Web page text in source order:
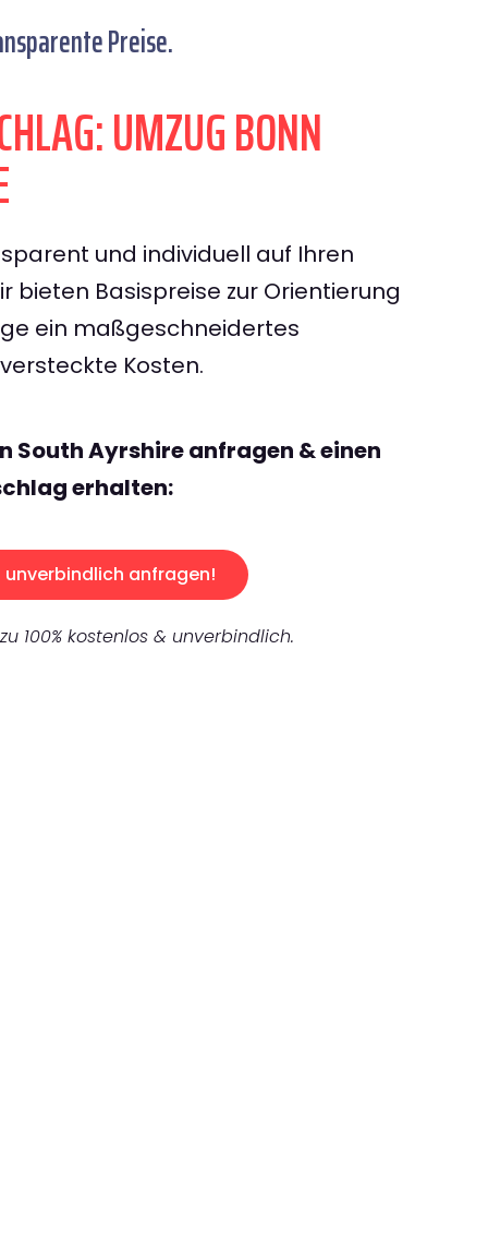
Preise.
UMZUG BONN
und individuell auf Ihren
bieten Basispreise zur Orientierung
ein maßgeschneidertes
Kosten.
South Ayrshire anfragen & einen
erhalten:
unverbindlich anfragen!
100% kostenlos & unverbindlich.